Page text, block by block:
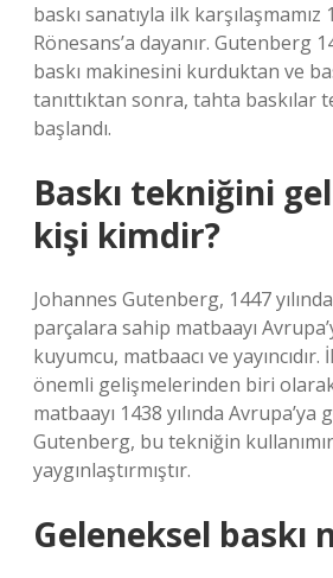
baskı sanatıyla ilk karşılaşmamız
Rönesans’a dayanır. Gutenberg
baskı makinesini kurduktan ve
tanıttıktan sonra, tahta baskılar
başlandı.
Baskı tekniğini
kişi kimdir?
Johannes Gutenberg, 1447
parçalara sahip matbaayı
kuyumcu, matbaacı ve
önemli gelişmelerinden biri
matbaayı 1438 yılında
Gutenberg, bu tekniğin
yaygınlaştırmıştır.
Geleneksel baskı